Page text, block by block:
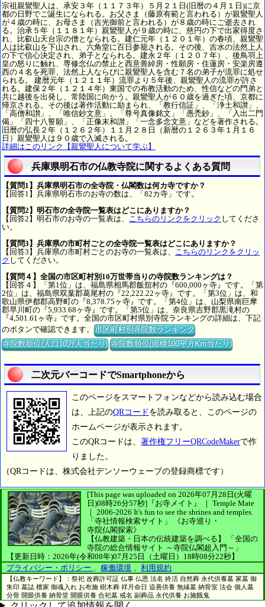
宗祖親鸞聖人は、承安３年（１１７３年）５月２１日(旧暦の４月１日)に京
都の日野でご誕生になられる。お父さま（藤原有範と言われる）が親鸞聖人
が４歳の時に、お母さま（吉光御前と言われる）が８歳の時にご逝去され
る。治承５年（１１８１年）親鸞聖人が９歳の時に、慈円の下で出家得度さ
れ、比叡山天台宗の僧となられる。建仁元年（１２０１年）の春頃、親鸞聖
人は比叡山を下山され、六角堂に百日参籠される。その後、吉水の法然上人
の下で信心決定され、弟子となられる。建永２年（１２０７年）、後鳥羽上
皇の怒りに触れ、専修念仏の禁止と西意善綽房・性願房・住蓮房・安楽房遵
西の４名を死罪、法然上人ならびに親鸞聖人を含む７名の弟子が流罪に処せ
られる。 建暦元年（１２１１年）流罪より５年後、親鸞聖人の流罪が許さ
れる。建保２年（１２１４年）東国での布教活動のため、性信などの門弟と
共に越後を出発し、常陸国に向かう。親鸞聖人が６０歳を過ぎた頃、京都に
帰京される。その後は著作活動に励まられ、「教行信証」、「浄土和讃」、
「高僧和讃」、「唯信鈔文意」、「尊号真像銘文」「愚禿鈔」、「入出二門
偈」「四十八誓願」、「正像末和讃」「一念多念文意」などを著作される。
旧暦の弘長２年（１２６２年）１１月２８日（新暦の１２６３年１月１６
日）親鸞聖人は９０歳で入滅される。
詳細はこのリンク【親鸞聖人について学ぶ】
兵庫県明石市の仏教寺院に関するよくある質問
【質問1】兵庫県明石市の全寺院・仏閣数は何カ寺ですか？
【回答1】兵庫県明石市のお寺の数は、「82カ寺」です。
【質問2】明石市の全寺院一覧表はどこにありますか？
【回答2】明石市のお寺の一覧表は、
こちらのリンクをクリック してくださ
い。
【質問3】兵庫県の市町村ごとの全寺院一覧表はどこにありますか？
【回答3】兵庫県の市町村ごとのお寺の一覧表は、
こちらのリンクをクリッ
ク してください。
【質問４】全国の市区町村別10万世帯当りの寺院数ランキングは？
【回答４】「第1位」は、福島県相馬郡飯舘村の『600,000ヶ寺』です。「第
2位」は、福島県双葉郡葛尾村の『22,222.22ヶ寺』です。「第3位」は、和
歌山県伊都郡高野町の『8,378.75ヶ寺』です。「第4位」は、山梨県南巨摩
郡早川町の『5,933.68ヶ寺』です。「第5位」は、奈良県吉野郡黒滝村の
『4,501.61ヶ寺』です。全国の市区町村県別寺院ランキングの詳細は、下記
のボタンで確認できます。市区町村別寺院数ランキング
寺院数順位(人口10万人当たり) 寺院数順位(面積100平方Km当たり)
二次元バーコードでSmartphoneから
このページをスマートフォンなどから読み込む場合
は、上記のQRコード を読み取ると、このページの
ホームページが表示されます。
このQRコードは、 著作権フリーQRCodeMakerで作
りました。
（QRコードは、株式会社デンソーウェーブの登録商標です）
[This page was uploaded on 2026年07月28日(火曜
日)08時26分57秒] 『お寺メイト』 ｜ Temple Mate
｜ 2006-2026 It's fun to see the shrines and temples.
「寺社情報検索サイト」
《お寺巡り・
寺院仏閣探索》
【仏教建築・日本の伝統建築を調べる】
「全国の
寺院の総合情報サイト ～寺院仏閣超入門～」
【更新日時：2026年(令和08年)07月25日（土曜日）18時08分22秒】
プライバシー・ポリシー
稼働環境 利用規約
【仏教キーワード】：祭祀 改葬許可証 仏事 仏恩 法名 終活 自然葬 永代供養墓 家墓 御
朱印 墓誌 檀家 御魂入れ お布施 樹木葬 祥月命日 追善供養 無縁墓 納骨室 法会 個人墓
分骨 開眼供養 納骨堂 開眼供養 合祀墓 戒名 副葬品 永代供養 お施餓鬼